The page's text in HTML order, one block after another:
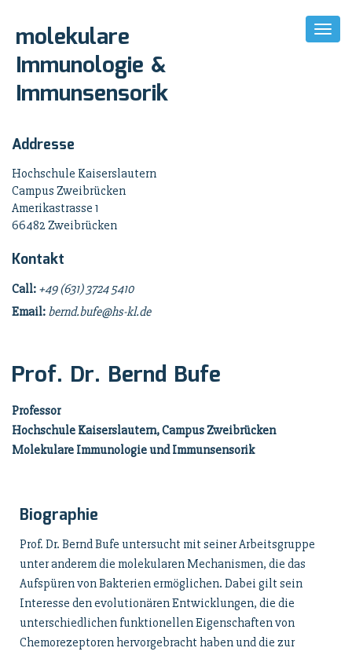
Toggle
molekulare
Immunologie &
Immunsensorik
Addresse
Hochschule Kaiserslautern
Campus Zweibrücken
Amerikastrasse 1
66482 Zweibrücken
Kontakt
Call: +49 (631) 3724 5410
Email: bernd.bufe@hs-kl.de
Prof. Dr. Bernd Bufe
Professor
Hochschule Kaiserslautern, Campus Zweibrücken
Molekulare Immunologie und Immunsensorik
Biographie
Prof. Dr. Bernd Bufe untersucht mit seiner Arbeitsgruppe
unter anderem die molekularen Mechanismen, die das
Aufspüren von Bakterien ermöglichen. Dabei gilt sein
Interesse den evolutionären Entwicklungen, die die
unterschiedlichen funktionellen Eigenschaften von
Chemorezeptoren hervorgebracht haben und die zur